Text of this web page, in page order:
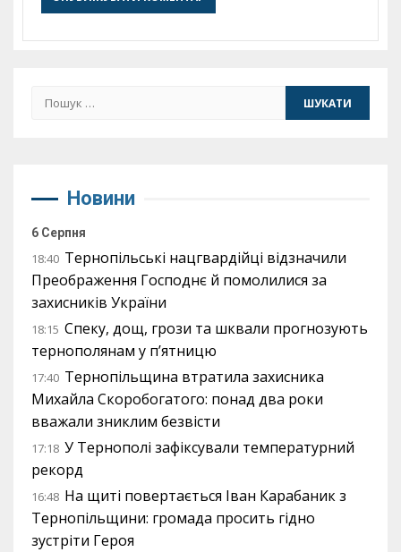
Пошук:
Новини
6 Серпня
18:40 Тернопільські нацгвардійці відзначили
Преображення Господнє й помолилися за
захисників України
18:15 Спеку, дощ, грози та шквали прогнозують
тернополянам у п’ятницю
17:40 Тернопільщина втратила захисника
Михайла Скоробогатого: понад два роки
вважали зниклим безвісти
17:18 У Тернополі зафіксували температурний
рекорд
16:48 На щиті повертається Іван Карабаник з
Тернопільщини: громада просить гідно
зустріти Героя